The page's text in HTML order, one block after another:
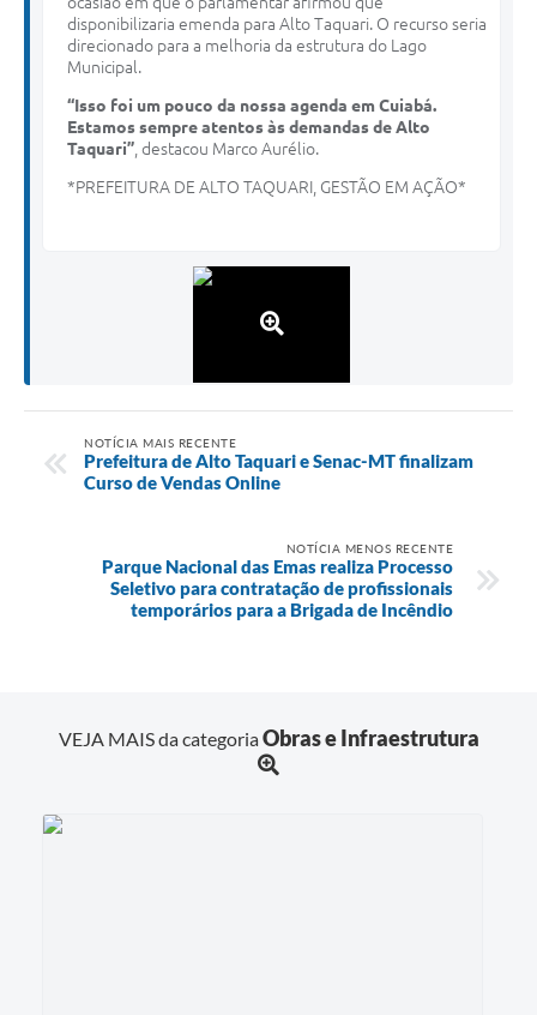
disponibilizaria emenda para Alto Taquari. O recurso seria
direcionado para a melhoria da estrutura do Lago
Municipal.
“Isso foi um pouco da nossa agenda em Cuiabá.
Estamos sempre atentos às demandas de Alto
Taquari” , destacou Marco Aurélio.
*PREFEITURA DE ALTO TAQUARI, GESTÃO EM AÇÃO*
NOTÍCIA MAIS RECENTE
Prefeitura de Alto Taquari e Senac-MT finalizam
Curso de Vendas Online
NOTÍCIA MENOS RECENTE
Parque Nacional das Emas realiza Processo
Seletivo para contratação de profissionais
temporários para a Brigada de Incêndio
VEJA MAIS da categoriaObras e Infraestrutura